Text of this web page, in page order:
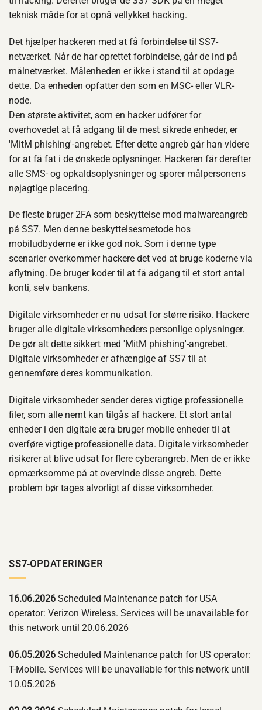
teknisk måde for at opnå vellykket hacking.
Det hjælper hackeren med at få forbindelse til SS7-
netværket. Når de har oprettet forbindelse, går de ind på
målnetværket. Målenheden er ikke i stand til at opdage
dette. Da enheden opfatter den som en MSC- eller VLR-
node.
Den største aktivitet, som en hacker udfører for
overhovedet at få adgang til de mest sikrede enheder, er
'MitM phishing'-angrebet. Efter dette angreb går han videre
for at få fat i de ønskede oplysninger. Hackeren får derefter
alle SMS- og opkaldsoplysninger og sporer målpersonens
nøjagtige placering.
De fleste bruger 2FA som beskyttelse mod malwareangreb
på SS7. Men denne beskyttelsesmetode hos
mobiludbyderne er ikke god nok. Som i denne type
scenarier overkommer hackere det ved at bruge koderne via
aflytning. De bruger koder til at få adgang til et stort antal
konti, selv bankens.
Digitale virksomheder er nu udsat for større risiko. Hackere
bruger alle digitale virksomheders personlige oplysninger.
De gør alt dette sikkert med 'MitM phishing'-angrebet.
Digitale virksomheder er afhængige af SS7 til at
gennemføre deres kommunikation.
Digitale virksomheder sender deres vigtige professionelle
filer, som alle nemt kan tilgås af hackere. Et stort antal
enheder i den digitale æra bruger mobile enheder til at
overføre vigtige professionelle data. Digitale virksomheder
risikerer at blive udsat for flere cyberangreb. Men de er ikke
opmærksomme på at overvinde disse angreb. Dette
problem bør tages alvorligt af disse virksomheder.
SS7-OPDATERINGER
16.06.2026 Scheduled Maintenance patch for USA
operator: Verizon Wireless. Services will be unavailable for
this network until 20.06.2026
06.05.2026 Scheduled Maintenance patch for US operator:
T-Mobile. Services will be unavailable for this network until
10.05.2026